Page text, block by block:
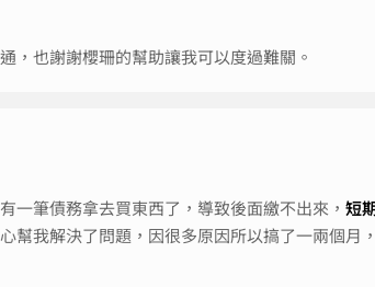
，也謝謝櫻珊的幫助讓我可以度過難關。
一筆債務拿去買東西了，導致後面繳不出來， 短
幫我解決了問題，因很多原因所以搞了一兩個月